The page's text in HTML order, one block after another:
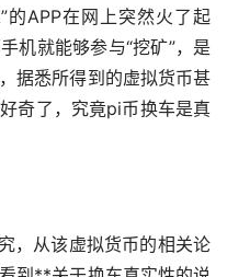
APP在网上突然火了起
机就能够参与“挖矿”，是
据悉所得到的虚拟货币甚
奇了，究竟pi币换车是真
从该虚拟货币的相关论